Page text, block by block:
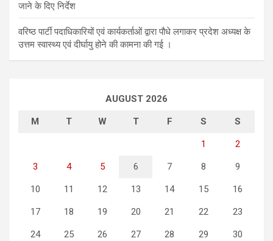
जाने के दिए निर्देश
वरिष्ठ पार्टी पदाधिकारियों एवं कार्यकर्ताओं द्वारा पौधे लगाकर प्रदेश अध्यक्ष के
उत्तम स्वास्थ्य एवं दीर्घायु होने की कामना की गई ।
AUGUST 2026
M T W T F S S
1 2
3 4 5 6 7 8 9
10 11 12 13 14 15 16
17 18 19 20 21 22 23
24 25 26 27 28 29 30